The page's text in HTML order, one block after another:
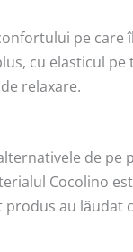
pe care
cu elasticul
relaxare.
de pe
Cocolino
au lăudat